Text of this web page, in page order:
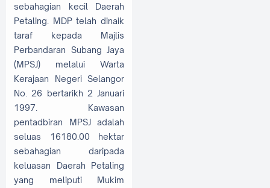
sebahagian kecil Daerah
Petaling. MDP telah dinaik
taraf kepada Majlis
Perbandaran Subang Jaya
(MPSJ) melalui Warta
Kerajaan Negeri Selangor
No. 26 bertarikh 2 Januari
1997. Kawasan
pentadbiran MPSJ adalah
seluas 16180.00 hektar
sebahagian daripada
keluasan Daerah Petaling
yang meliputi Mukim